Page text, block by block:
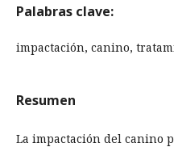
Palabras clave:
impactación, canino,
Resumen
La impactación del canino